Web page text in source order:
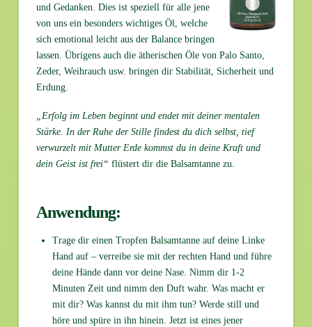
und Gedanken. Dies ist speziell für alle jene
von uns ein besonders wichtiges Öl, welche
sich emotional leicht aus der Balance bringen
lassen. Übrigens auch die ätherischen Öle von Palo Santo,
Zeder, Weihrauch usw. bringen dir Stabilität, Sicherheit und
Erdung.
„Erfolg im Leben beginnt und endet mit deiner mentalen
Stärke. In der Ruhe der Stille findest du dich selbst, tief
verwurzelt mit Mutter Erde kommst du in deine Kraft und
dein Geist ist frei“ flüstert dir die Balsamtanne zu.
Anwendung:
Trage dir einen Tropfen Balsamtanne auf deine Linke
Hand auf – verreibe sie mit der rechten Hand und führe
deine Hände dann vor deine Nase. Nimm dir 1-2
Minuten Zeit und nimm den Duft wahr. Was macht er
mit dir? Was kannst du mit ihm tun? Werde still und
höre und spüre in ihn hinein. Jetzt ist eines jener